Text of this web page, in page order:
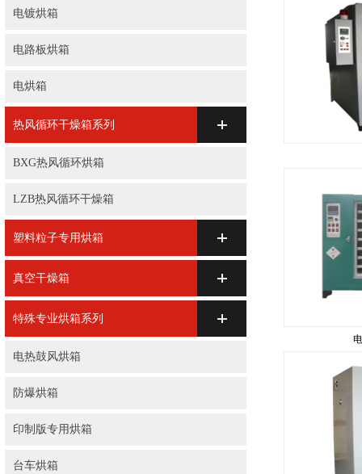
电镀烘箱
电路板烘箱
电烘箱
热风循环干燥箱系列
BXG热风循环烘箱
LZB热风循环干燥箱
塑料粒子专用烘箱
真空干燥箱
特殊专业烘箱系列
电热鼓风烘箱
防爆烘箱
印制版专用烘箱
台车烘箱